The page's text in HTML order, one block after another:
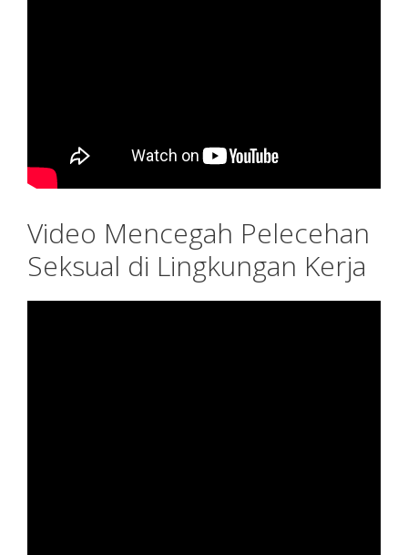
Video Mencegah Pelecehan
Seksual di Lingkungan Kerja